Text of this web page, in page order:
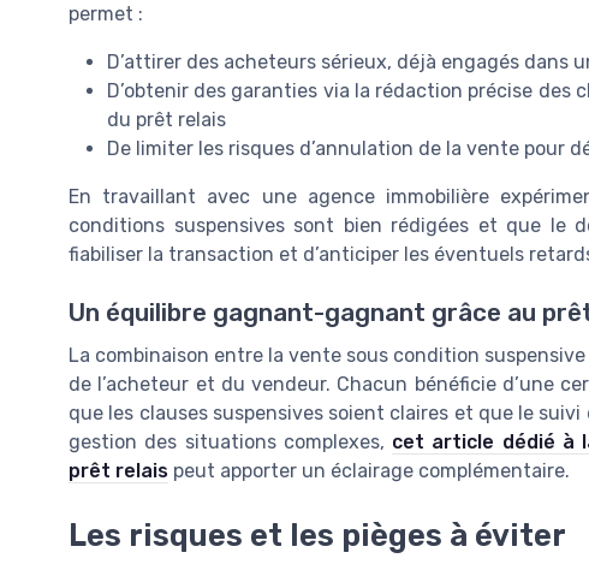
permet :
D’attirer des acheteurs sérieux, déjà engagés dans
D’obtenir des garanties via la rédaction précise des
du prêt relais
De limiter les risques d’annulation de la vente pour
En travaillant avec une agence immobilière
conditions suspensives sont bien rédigées et que le
fiabiliser la transaction et d’anticiper les éventuels
Un équilibre gagnant-gagnant grâce au
La combinaison entre la vente sous condition
de l’acheteur et du vendeur. Chacun bénéficie d’une
que les clauses suspensives soient claires et que le
gestion des situations complexes, cet article dédié à
prêt relais peut apporter un éclairage complémentaire.
Les risques et les pièges à éviter